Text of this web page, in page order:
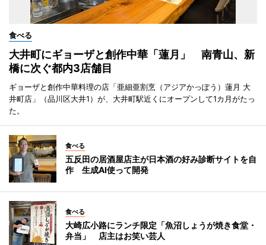
食べる
大井町にギョーザと創作中華「蓮月」 南青山、新
橋に次ぐ都内3店舗目
ギョーザと創作中華料理の店「亜細亜割烹（アジアかっぽう）蓮月 大
井町店」（品川区大井1）が、大井町駅近くにオープンして1カ月がたっ
た。
食べる
五反田の居酒屋店主が日本酒の好み診断サイトを自
作 生成AI使って開発
食べる
大崎広小路にランチ限定「魚沼しょうが焼き食堂・
弁当」 店主はお笑い芸人